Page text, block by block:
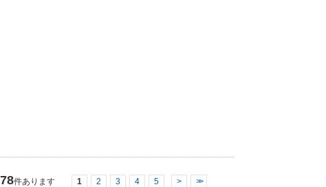
件あります 1 2 3 4 5 > >>